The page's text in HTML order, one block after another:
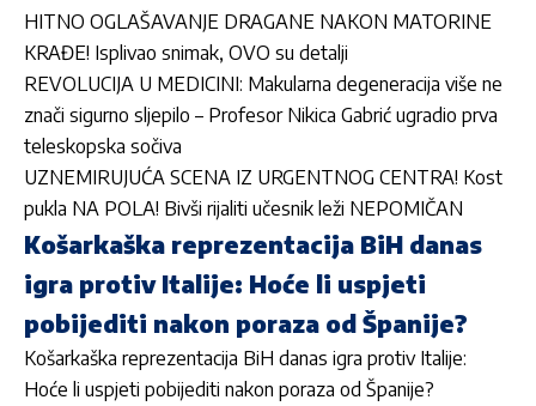
HITNO OGLAŠAVANJE DRAGANE NAKON MATORINE
KRAĐE! Isplivao snimak, OVO su detalji
REVOLUCIJA U MEDICINI: Makularna degeneracija više ne
znači sigurno sljepilo – Profesor Nikica Gabrić ugradio prva
teleskopska sočiva
UZNEMIRUJUĆA SCENA IZ URGENTNOG CENTRA! Kost
pukla NA POLA! Bivši rijaliti učesnik leži NEPOMIČAN
Košarkaška reprezentacija BiH danas
igra protiv Italije: Hoće li uspjeti
pobijediti nakon poraza od Španije?
Košarkaška reprezentacija BiH danas igra protiv Italije:
Hoće li uspjeti pobijediti nakon poraza od Španije?